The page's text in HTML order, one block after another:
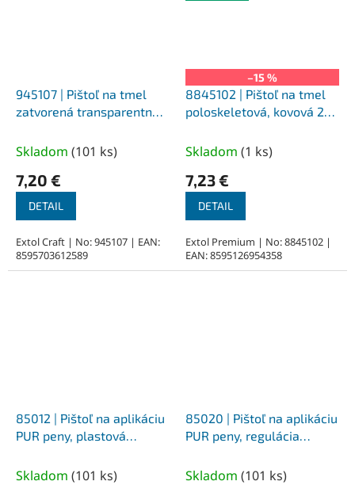
945107 | Pištoľ na tmel
zatvorená transparentná,
Skladom (101 ks)
7,20 €
DETAIL
Extol Craft | No: 945107 | EAN:
8595703612589
–15 %
8845102 | Pištoľ na tmel
poloskeletová, kovová 225
Skladom (1 ks)
7,23 €
DETAIL
Extol Premium | No: 8845102 |
EAN: 8595126954358
85012 | Pištoľ na aplikáciu
PUR peny, plastová
prietoku, 0,222 kg
Skladom (101 ks)
85020 | Pištoľ na aplikáciu
PUR peny, regulácia
Skladom (101 ks)